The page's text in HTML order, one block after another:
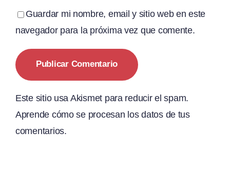
Guardar mi nombre, email y sitio web en este
navegador para la próxima vez que comente.
Este sitio usa Akismet para reducir el spam.
Aprende cómo se procesan los datos de tus
comentarios.